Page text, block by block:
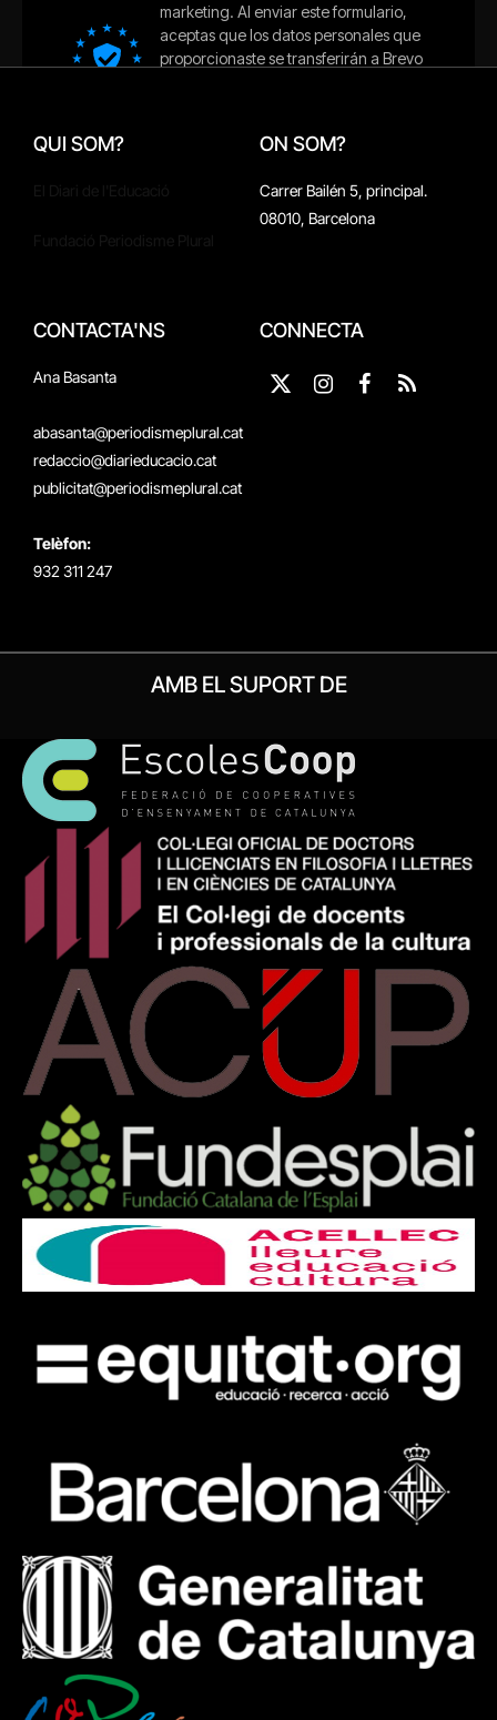
QUI SOM? ON SOM?
Carrer Bailén 5, principal.
08010, Barcelona
CONTACTA'NS
Ana Basanta
abasanta@periodismeplural.cat
redaccio@diarieducacio.cat
publicitat@periodismeplural.cat
Telèfon:
932 311 247
CONNECTA
X
InstagramFacebook
RSS
AMB EL SUPORT DE